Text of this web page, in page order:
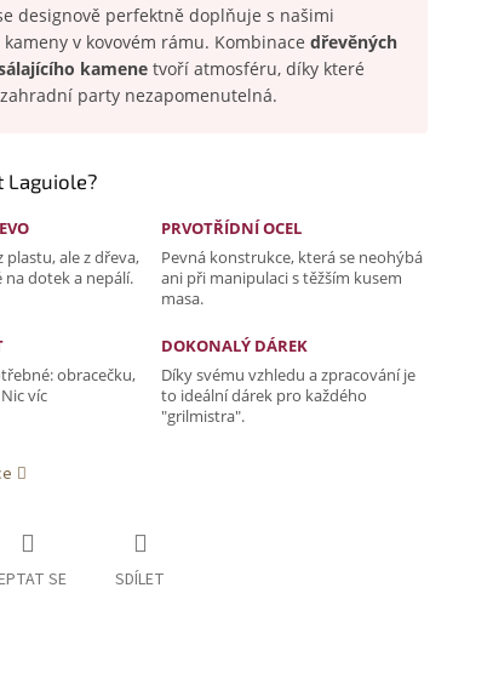
designově perfektně doplňuje s našimi
v kovovém rámu. Kombinacedřevěných
kamene tvoří atmosféru, díky které
party nezapomenutelná.
plastu, ale z dřeva,
na dotek a nepálí.
PRVOTŘÍDNÍ OCEL
Pevná konstrukce, která se neohýbá
ani při manipulaci s těžším kusem
masa.
obracečku,
víc
DOKONALÝ DÁREK
Díky svému vzhledu a zpracování je
to ideální dárek pro každého
"grilmistra".
SE SDÍLET